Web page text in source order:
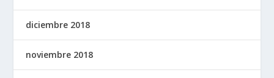
diciembre 2018
noviembre 2018